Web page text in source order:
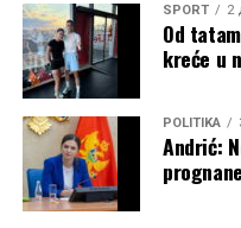
SPORT 2
Od
kreće u
POLITIKA
Andrić: